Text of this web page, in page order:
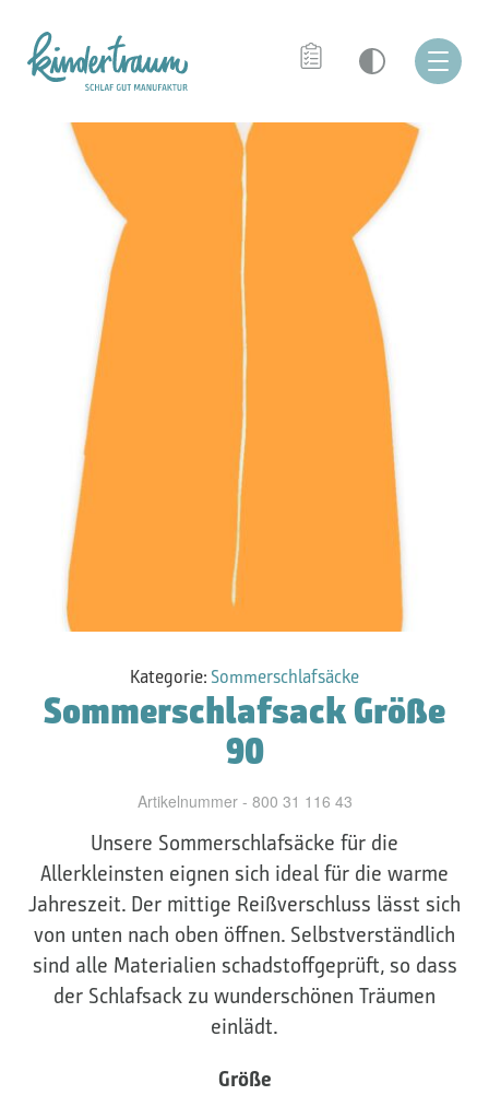
Kategorie: Sommerschlafsäcke
Sommerschlafsack Größe
90
Artikelnummer - 800 31 116 43
Unsere Sommerschlafsäcke für die
Allerkleinsten eignen sich ideal für die warme
Jahreszeit. Der mittige Reißverschluss lässt sich
von unten nach oben öffnen. Selbstverständlich
sind alle Materialien schadstoffgeprüft, so dass
der Schlafsack zu wunderschönen Träumen
einlädt.
Größe